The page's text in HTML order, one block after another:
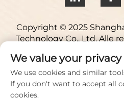
Copyright © 2025
Technology Co., Ltd. Alle
Neem
Address: Yuqiao Science
We value your privacy
We use cookies and similar
If you don't want to accept all
cookies.